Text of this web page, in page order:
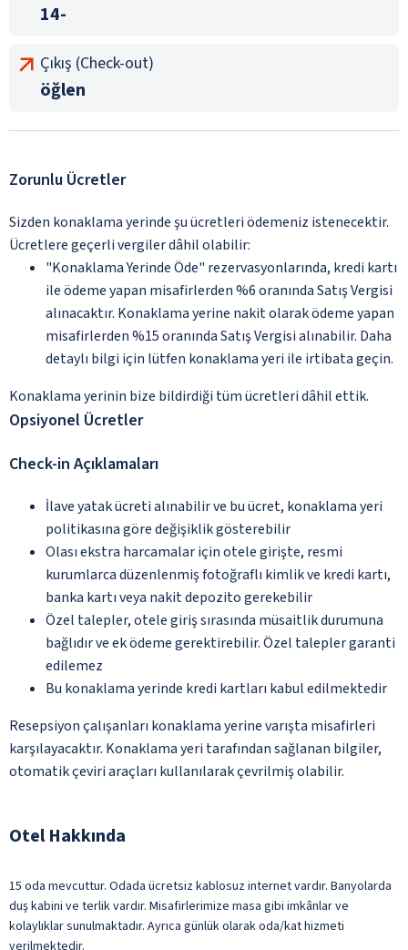
14-
Çıkış (Check-out)
öğlen
Zorunlu Ücretler
Sizden konaklama yerinde şu ücretleri ödemeniz istenecektir.
Ücretlere geçerli vergiler dâhil olabilir:
"Konaklama Yerinde Öde" rezervasyonlarında, kredi kartı
ile ödeme yapan misafirlerden %6 oranında Satış Vergisi
alınacaktır. Konaklama yerine nakit olarak ödeme yapan
misafirlerden %15 oranında Satış Vergisi alınabilir. Daha
detaylı bilgi için lütfen konaklama yeri ile irtibata geçin.
Konaklama yerinin bize bildirdiği tüm ücretleri dâhil ettik.
Opsiyonel Ücretler
Check-in Açıklamaları
İlave yatak ücreti alınabilir ve bu ücret, konaklama yeri
politikasına göre değişiklik gösterebilir
Olası ekstra harcamalar için otele girişte, resmi
kurumlarca düzenlenmiş fotoğraflı kimlik ve kredi kartı,
banka kartı veya nakit depozito gerekebilir
Özel talepler, otele giriş sırasında müsaitlik durumuna
bağlıdır ve ek ödeme gerektirebilir. Özel talepler garanti
edilemez
Bu konaklama yerinde kredi kartları kabul edilmektedir
Resepsiyon çalışanları konaklama yerine varışta misafirleri
karşılayacaktır. Konaklama yeri tarafından sağlanan bilgiler,
otomatik çeviri araçları kullanılarak çevrilmiş olabilir.
Otel Hakkında
15 oda mevcuttur. Odada ücretsiz kablosuz internet vardır. Banyolarda
duş kabini ve terlik vardır. Misafirlerimize masa gibi imkânlar ve
kolaylıklar sunulmaktadır. Ayrıca günlük olarak oda/kat hizmeti
verilmektedir.